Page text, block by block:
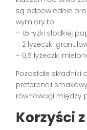
są odpowiednie
wymiary to:
– 1,5 łyżki słodkiej
– 2 łyżeczki
– 0,5 łyżeczki
Pozostałe
preferencji
równowagi między
Korzyści